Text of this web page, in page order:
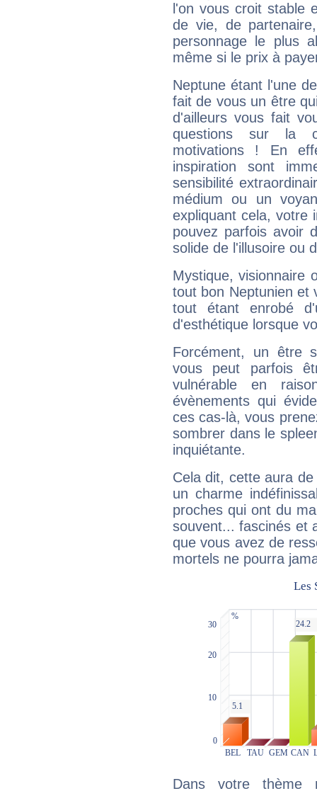
l'on vous croit stable
de vie, de
personnage le plus
même si le prix à
Neptune étant l'une
fait de vous un être
d'ailleurs vous fait
questions sur la
motivations ! En
inspiration sont
sensibilité
médium ou un
expliquant cela, votre
pouvez parfois avoir
solide de l'illusoire ou
Mystique, visionnaire
tout bon Neptunien et
tout étant enrobé
d'esthétique lorsque
Forcément, un être
vous peut parfois
vulnérable en
évènements qui
ces cas-là, vous
sombrer dans le
inquiétante.
Cela dit, cette aura
un charme
proches qui ont du
souvent... fascinés et
que vous avez de
mortels ne pourra
Dans votre thème